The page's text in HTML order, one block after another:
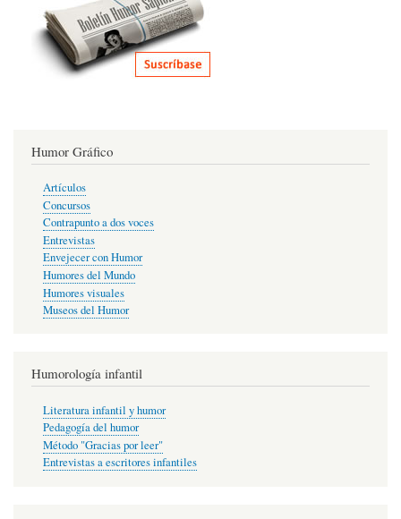
Humor Gráfico
Artículos
Concursos
Contrapunto a dos voces
Entrevistas
Envejecer con Humor
Humores del Mundo
Humores visuales
Museos del Humor
Humorología infantil
Literatura infantil y humor
Pedagogía del humor
Método "Gracias por leer"
Entrevistas a escritores infantiles